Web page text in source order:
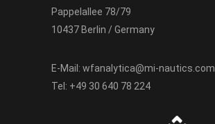
Pappelallee 78/79
10437 Berlin / Germany
E-Mail: wfanalytica@mi-nautics.com
Tel: +49 30 640 78 224